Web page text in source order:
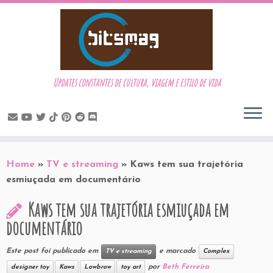
to
content
Updates constantes de cultura, viagem e estilo de vida
Home » TV e streaming » Kaws tem sua trajetória
esmiuçada em documentário
Kaws tem sua trajetória esmiuçada em
documentário
Este post foi publicado em TV e streaming e marcado Complex
designer toy Kaws Lowbrow toy art por Beth Ferreira